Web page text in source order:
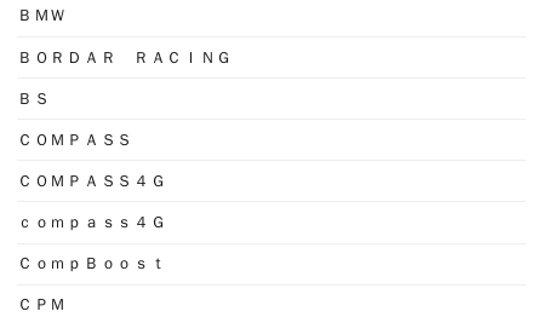
ＢＭＷ
ＢＯＲＤＡＲ ＲＡＣＩＮＧ
ＢＳ
ＣＯＭＰＡＳＳ
ＣＯＭＰＡＳＳ４Ｇ
ｃｏｍｐａｓｓ４Ｇ
ＣｏｍｐＢｏｏｓｔ
ＣＰＭ